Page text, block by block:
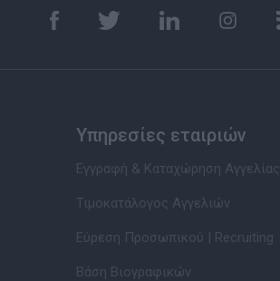
Υπηρεσίες εταιριών
Εγγραφή & Καταχώρηση Αγγελίας
Τιμοκατάλογος Αγγελιών
Εύρεση Προσωπικού | Recruiting
Βάση Βιογραφικών